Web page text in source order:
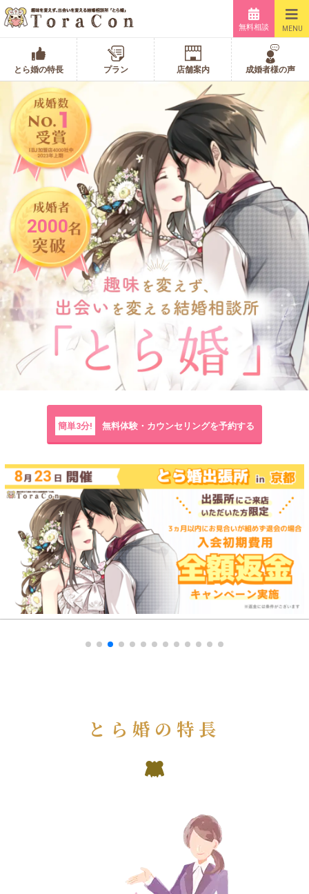
無料相談 MENU
とら婚の特長 プラン 店舗案内 成婚者様の声
2000
簡単3分! 無料体験・カウンセリングを予約する
とら婚の特長